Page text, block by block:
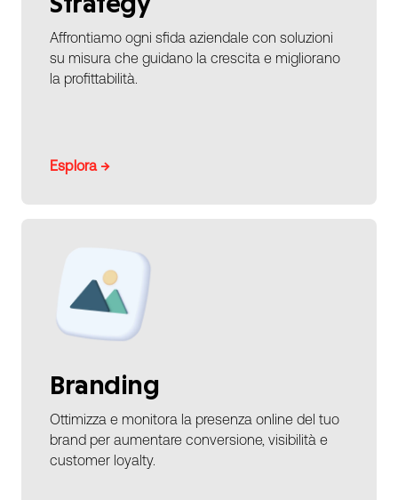
Strategy
Affrontiamo ogni sfida aziendale con soluzioni
su misura che guidano la crescita e migliorano
la profittabilità.
Esplora →
Branding
Ottimizza e monitora la presenza online del tuo
brand per aumentare conversione, visibilità e
customer loyalty.